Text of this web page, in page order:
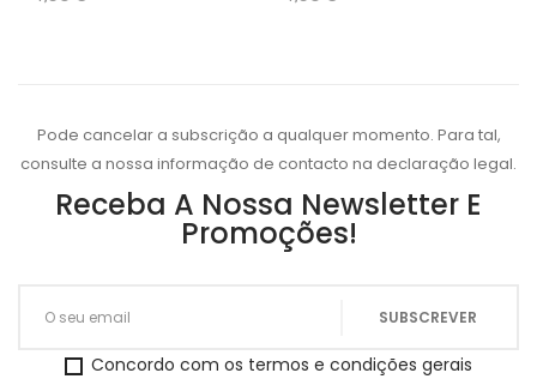
Pode cancelar a subscrição a qualquer momento. Para tal,
consulte a nossa informação de contacto na declaração legal.
Receba A Nossa Newsletter E
Promoções!
Concordo com os termos e condições gerais